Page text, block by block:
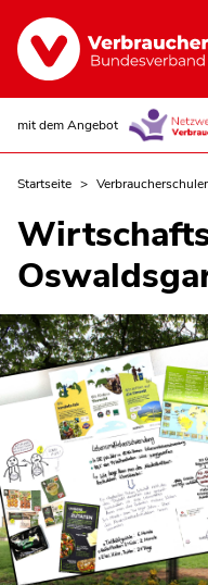
mit dem Angebot
Startseite